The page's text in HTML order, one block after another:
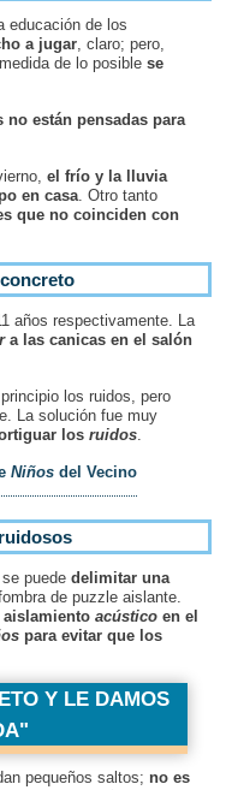
educación de los
a jugar , claro; pero,
de lo posible se
están pensadas para
el frío y la lluvia
en casa . Otro tanto
que no coinciden con
años respectivamente. La
a las canicas en el salón
los ruidos, pero
La solución fue muy
los ruidos
Niños del Vecino
ruidosos
se puededelimitar una
de puzzle aislante.
aislamiento acústico en el
para evitar que los
Y LE DAMOS
pequeños saltos; no es